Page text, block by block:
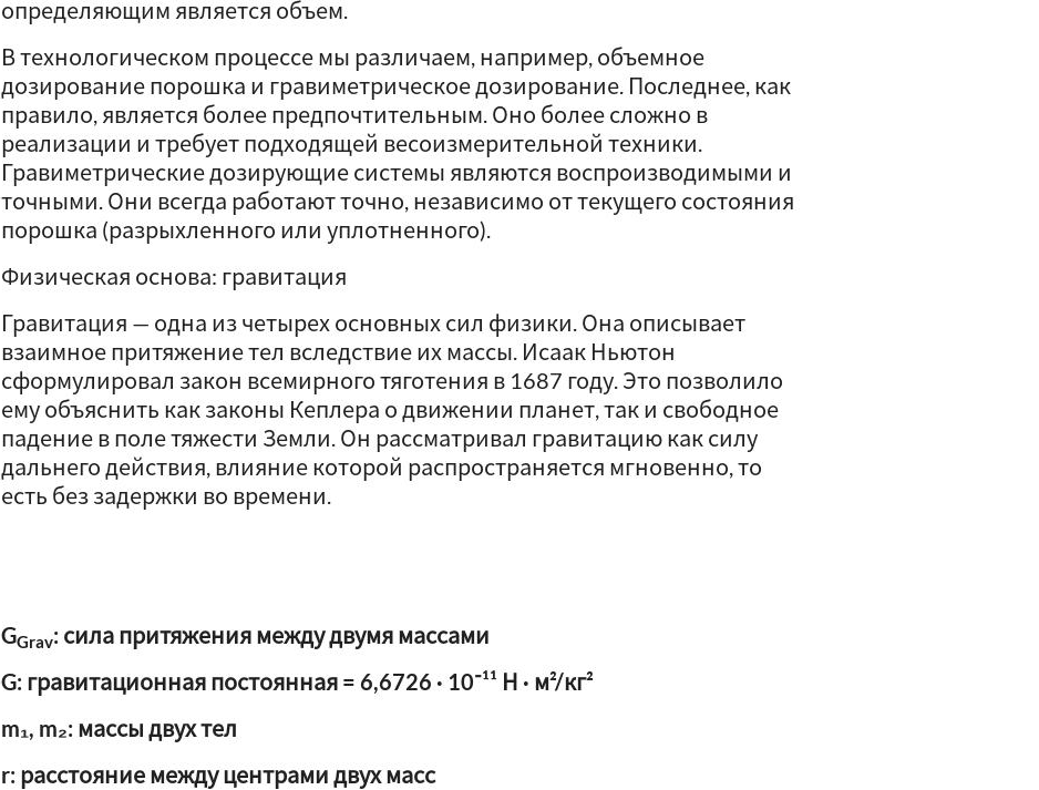
определяющим является объем.
В технологическом процессе мы различаем, например, объемное
дозирование порошка и гравиметрическое дозирование. Последнее, как
правило, является более предпочтительным. Оно более сложно в
реализации и требует подходящей весоизмерительной техники.
Гравиметрические дозирующие системы являются воспроизводимыми и
точными. Они всегда работают точно, независимо от текущего состояния
порошка (разрыхленного или уплотненного).
Физическая основа: гравитация
Гравитация — одна из четырех основных сил физики. Она описывает
взаимное притяжение тел вследствие их массы. Исаак Ньютон
сформулировал закон всемирного тяготения в 1687 году. Это позволило
ему объяснить как законы Кеплера о движении планет, так и свободное
падение в поле тяжести Земли. Он рассматривал гравитацию как силу
дальнего действия, влияние которой распространяется мгновенно, то
есть без задержки во времени.
GGrav: сила притяжения между двумя массами
G: гравитационная постоянная = 6,6726 · 10⁻¹¹ Н · м²/кг²
m₁, m₂: массы двух тел
r: расстояние между центрами двух масс